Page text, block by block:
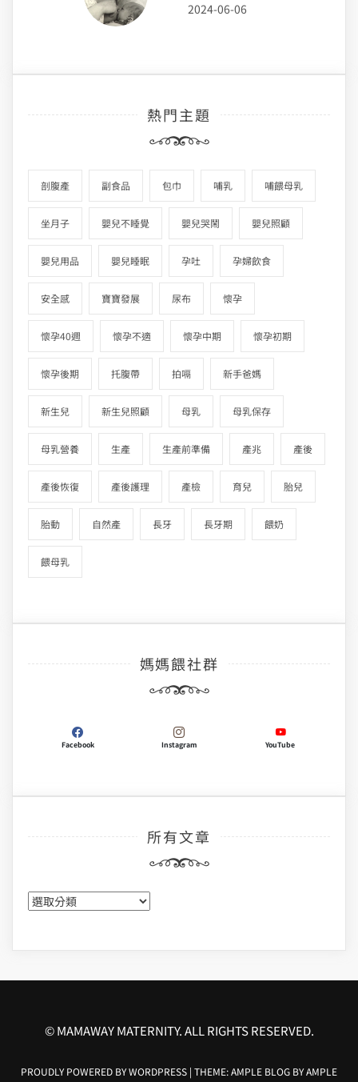
2024-06-06
熱門主題
剖腹產 副食品 包巾 哺乳 哺餵母乳
坐月子 嬰兒不睡覺 嬰兒哭鬧 嬰兒照顧
嬰兒用品 嬰兒睡眠 孕吐 孕婦飲食
安全感 寶寶發展 尿布 懷孕
懷孕40週 懷孕不適 懷孕中期 懷孕初期
懷孕後期 托腹帶 拍嗝 新手爸媽
新生兒 新生兒照顧 母乳 母乳保存
母乳營養 生產 生產前準備 產兆 產後
產後恢復 產後護理 產檢 育兒 胎兒
胎動 自然產 長牙 長牙期 餵奶
餵母乳
媽媽餵社群
Facebook Instagram YouTube
所有文章
所
有
章
© MAMAWAY MATERNITY. ALL RIGHTS RESERVED.
PROUDLY POWERED BY WORDPRESS | THEME: AMPLE BLOG BYAMPLE